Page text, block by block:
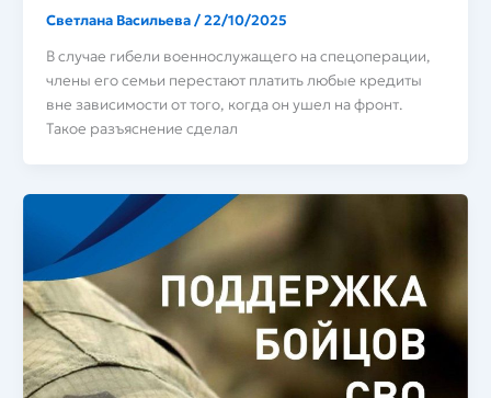
Светлана Васильева/22/10/2025
В случае гибели военнослужащего на спецоперации,
члены его семьи перестают платить любые кредиты
вне зависимости от того, когда он ушел на фронт.
Такое разъяснение сделал